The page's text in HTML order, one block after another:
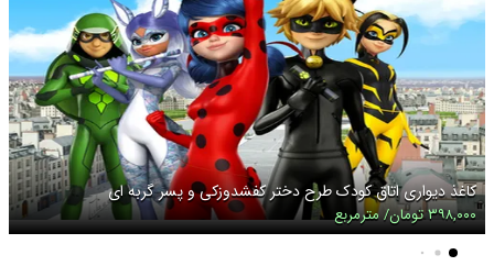
کاغذ دیواری اتاق کودک طرح دختر کفشدوزکی و پسر گربه ای
۳۹۸,۰۰۰ تومان/ مترمربع